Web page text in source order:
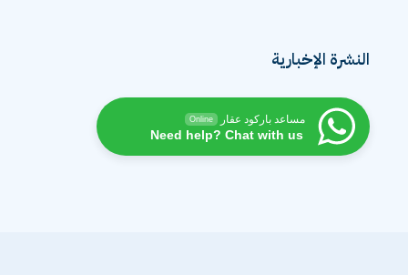
النشرة الإخبارية
مساعد باركود عقار Online
Need help? Chat with us